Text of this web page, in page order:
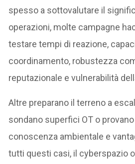
spesso a sottovalutare il
operazioni, molte campagne
testare tempi di reazione,
coordinamento, robustezza
reputazionale e vulnerabilità
Altre preparano il terreno a
sondano superfici OT o
conoscenza ambientale e
tutti questi casi, il cyberspazio